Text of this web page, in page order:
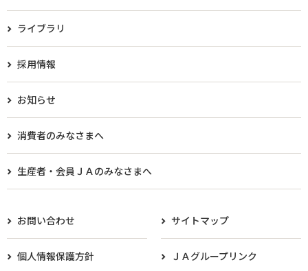
ライブラリ
採用情報
お知らせ
消費者のみなさまへ
生産者・会員ＪＡのみなさまへ​
お問い合わせ サイトマップ
個人情報保護方針 ＪＡグループリンク